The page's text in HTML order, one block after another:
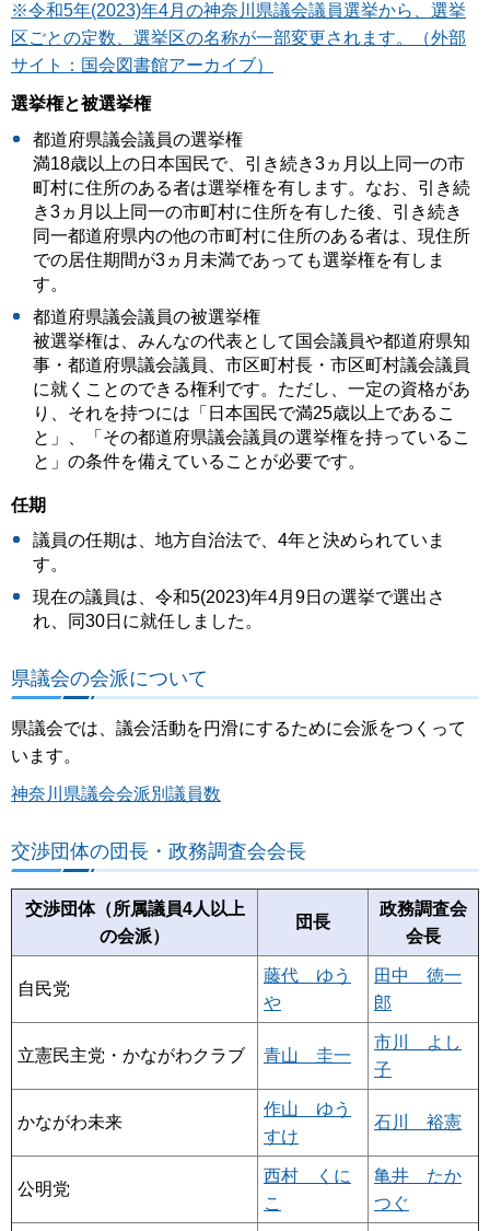
※令和5年(2023)年4月の神奈川県議会議員選挙から、選挙
区ごとの定数、選挙区の名称が一部変更されます。（外部
サイト：国会図書館アーカイブ）
選挙権と被選挙権
都道府県議会議員の選挙権
満18歳以上の日本国民で、引き続き3ヵ月以上同一の市
町村に住所のある者は選挙権を有します。なお、引き続
き3ヵ月以上同一の市町村に住所を有した後、引き続き
同一都道府県内の他の市町村に住所のある者は、現住所
での居住期間が3ヵ月未満であっても選挙権を有しま
す。
都道府県議会議員の被選挙権
被選挙権は、みんなの代表として国会議員や都道府県知
事・都道府県議会議員、市区町村長・市区町村議会議員
に就くことのできる権利です。ただし、一定の資格があ
り、それを持つには「日本国民で満25歳以上であるこ
と」、「その都道府県議会議員の選挙権を持っているこ
と」の条件を備えていることが必要です。
任期
議員の任期は、地方自治法で、4年と決められていま
す。
現在の議員は、令和5(2023)年4月9日の選挙で選出さ
れ、同30日に就任しました。
県議会の会派について
県議会では、議会活動を円滑にするために会派をつくって
います。
神奈川県議会会派別議員数
交渉団体の団長・政務調査会会長
交渉団体（所属議員4人以上
の会派）
団長
政務調査会
会長
自民党
藤代 ゆう
や
田中 徳一
郎
立憲民主党・かながわクラブ 青山 圭一
市川 よし
子
かながわ未来
作山 ゆう
すけ
石川 裕憲
公明党
西村 くに
こ
亀井 たか
つぐ